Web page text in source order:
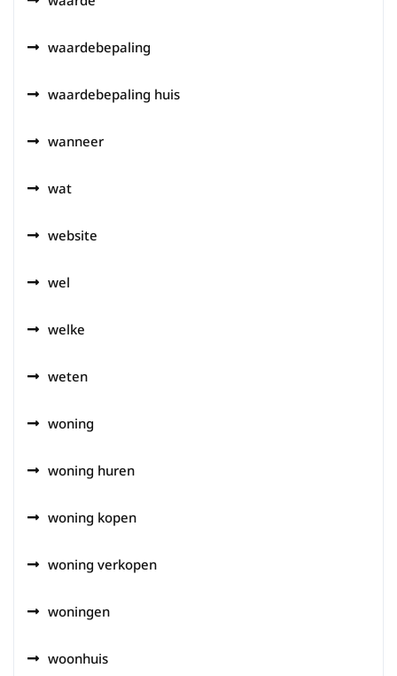
waardebepaling
waardebepaling huis
wanneer
wat
website
wel
welke
weten
woning
woning huren
woning kopen
woning verkopen
woningen
woonhuis